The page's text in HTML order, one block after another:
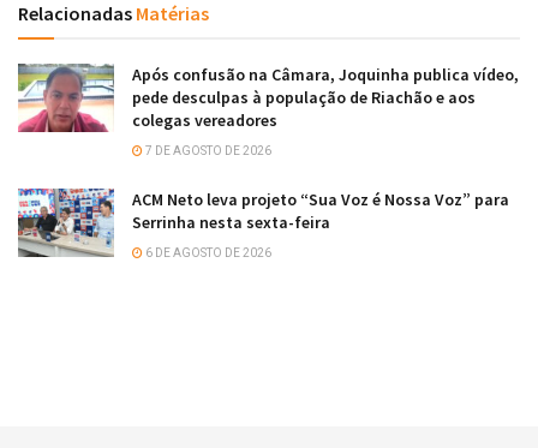
Relacionadas Matérias
Após confusão na Câmara, Joquinha publica vídeo,
pede desculpas à população de Riachão e aos
colegas vereadores
7 DE AGOSTO DE 2026
ACM Neto leva projeto “Sua Voz é Nossa Voz” para
Serrinha nesta sexta-feira
6 DE AGOSTO DE 2026